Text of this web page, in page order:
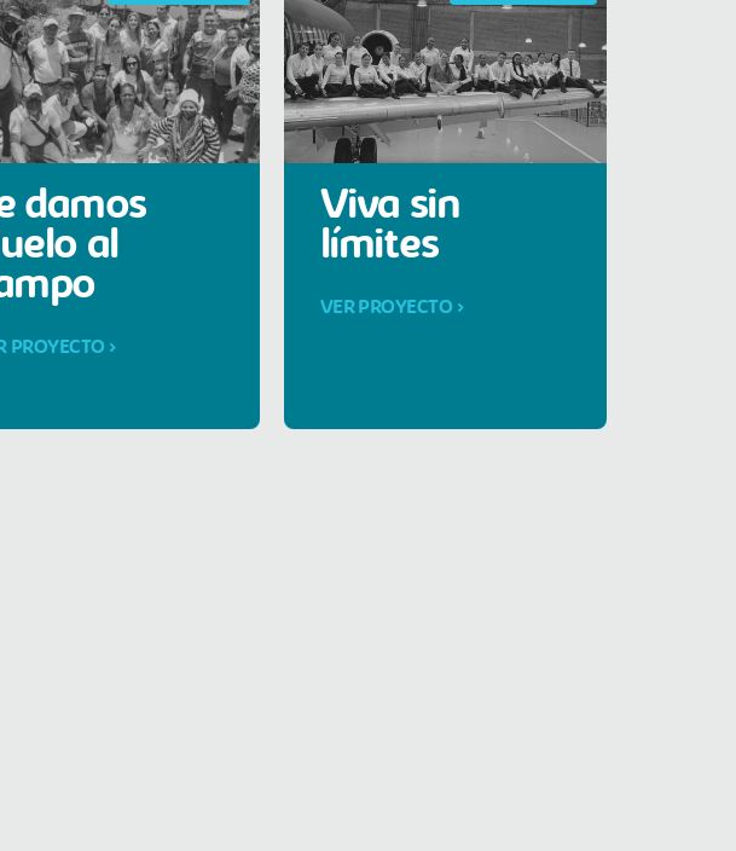
damos
al
PROYECTO >
Viva sin
límites
VER PROYECTO >